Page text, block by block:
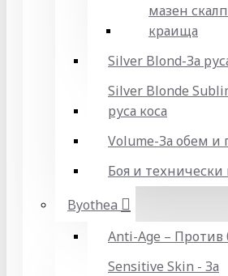
мазен
краища
Silver Blond-За
Silver Blonde
руса коса
Volume-За обем и
Боя и
Byothea
Anti-Age – Против
Sensitive Skin - За